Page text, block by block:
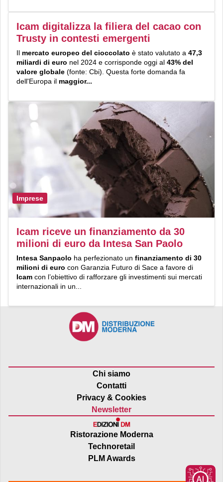
Icam digitalizza la filiera del cacao con
Trusty in contesti emergenti
Il mercato europeo del cioccolato è stato valutato a 47,3
miliardi di euro nel 2024 e corrisponde oggi al 43% del
valore globale (fonte: Cbi). Questa forte domanda fa
dell'Europa il maggior...
Imprese
Icam riceve un finanziamento da 30
milioni di euro da Intesa San Paolo
Intesa Sanpaolo ha perfezionato un finanziamento di 30
milioni di euro con Garanzia Futuro di Sace a favore di
Icam con l’obiettivo di rafforzare gli investimenti sui mercati
internazionali in un...
Chi siamo
Contatti
Privacy & Cookies
Newsletter
Ristorazione Moderna
Technoretail
PLM Awards